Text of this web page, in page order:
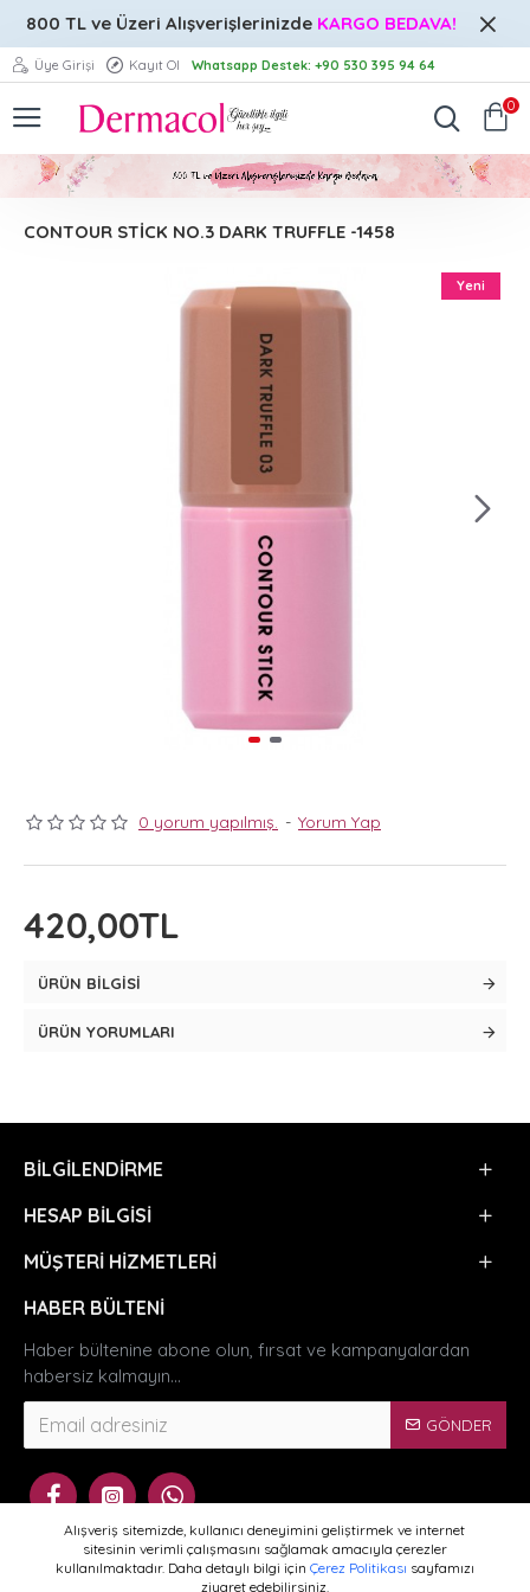
800 TL ve Üzeri Alışverişlerinizde KARGO BEDAVA!
Üye Girişi Kayıt Ol Whatsapp Destek: +90 530 395 94 64
0
CONTOUR STİCK NO.3 DARK TRUFFLE -1458
Yeni
0 yorum yapılmış. - Yorum Yap
420,00TL
ÜRÜN BILGISI
ÜRÜN YORUMLARI
BILGILENDIRME
HESAP BILGISI
MÜŞTERI HIZMETLERI
HABER BÜLTENI
Haber bültenine abone olun, fırsat ve kampanyalardan
habersiz kalmayın...
GÖNDER
Alışveriş sitemizde, kullanıcı deneyimini geliştirmek ve internet
sitesinin verimli çalışmasını sağlamak amacıyla çerezler
kullanılmaktadır. Daha detaylı bilgi için Çerez Politikası sayfamızı
ziyaret edebilirsiniz.